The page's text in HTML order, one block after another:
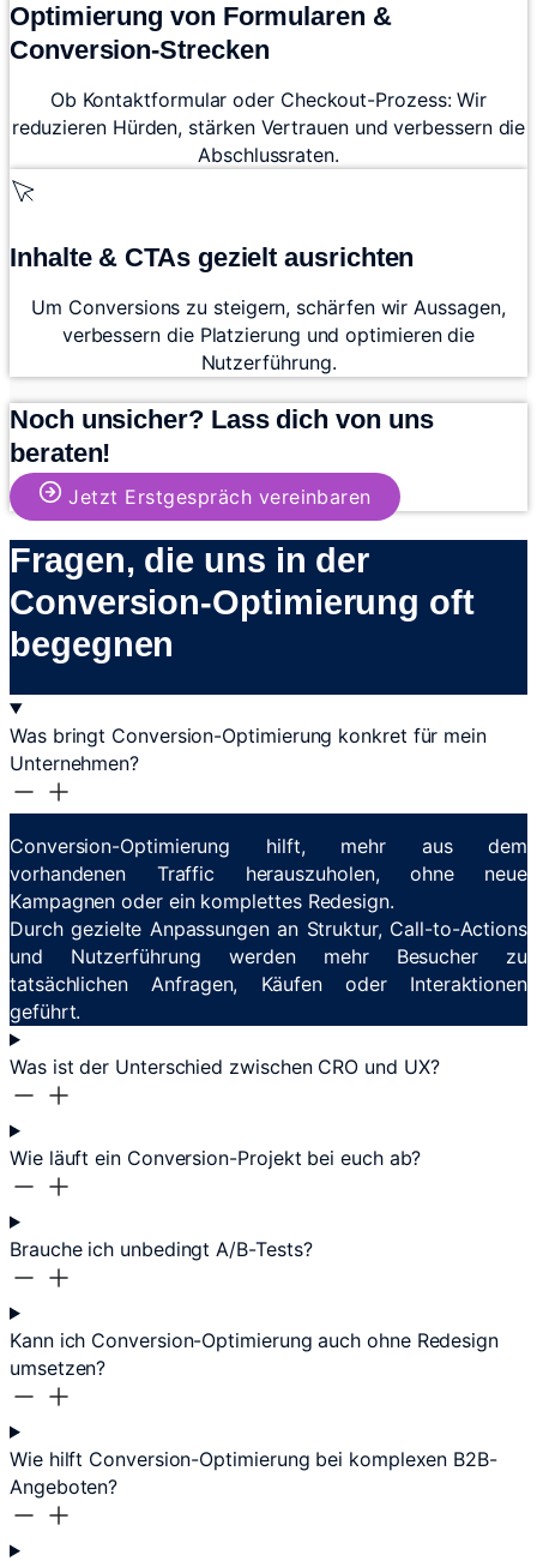
Optimierung von Formularen &
Conversion-Strecken
Ob Kontaktformular oder Checkout-Prozess: Wir
reduzieren Hürden, stärken Vertrauen und verbessern die
Abschlussraten.
Inhalte & CTAs gezielt ausrichten
Um Conversions zu steigern, schärfen wir Aussagen,
verbessern die Platzierung und optimieren die
Nutzerführung.
Noch unsicher? Lass dich von uns
beraten!
Jetzt Erstgespräch vereinbaren
Fragen, die uns in der
Conversion-Optimierung oft
begegnen
Was bringt Conversion-Optimierung konkret für mein
Unternehmen?
Conversion-Optimierung hilft, mehr aus dem
vorhandenen Traffic herauszuholen, ohne neue
Kampagnen oder ein komplettes Redesign.
Durch gezielte Anpassungen an Struktur, Call-to-Actions
und Nutzerführung werden mehr Besucher zu
tatsächlichen Anfragen, Käufen oder Interaktionen
geführt.
Was ist der Unterschied zwischen CRO und UX?
Wie läuft ein Conversion-Projekt bei euch ab?
Brauche ich unbedingt A/B-Tests?
Kann ich Conversion-Optimierung auch ohne Redesign
umsetzen?
Wie hilft Conversion-Optimierung bei komplexen B2B-
Angeboten?